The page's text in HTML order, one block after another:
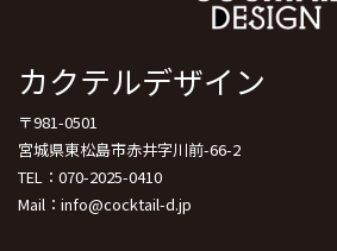
カクテルデザイン
〒981-0501
宮城県東松島市赤井字川前-66-2
TEL：070-2025-0410
Mail：info@cocktail-d.jp